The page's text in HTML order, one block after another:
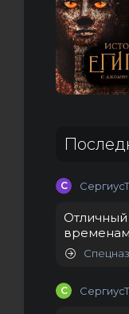
С
Отличный
С